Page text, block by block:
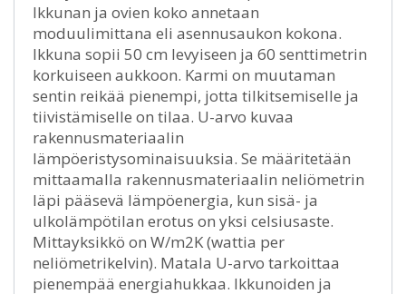
Ikkunan ja ovien koko annetaan
moduulimittana eli asennusaukon kokona.
Ikkuna sopii 50 cm levyiseen ja 60 senttimetrin
korkuiseen aukkoon. Karmi on muutaman
sentin reikää pienempi, jotta tilkitsemiselle ja
tiivistämiselle on tilaa. U-arvo kuvaa
rakennusmateriaalin
lämpöeristysominaisuuksia. Se määritetään
mittaamalla rakennusmateriaalin neliömetrin
läpi pääsevä lämpöenergia, kun sisä- ja
ulkolämpötilan erotus on yksi celsiusaste.
Mittayksikkö on W/m2K (wattia per
neliömetrikelvin). Matala U-arvo tarkoittaa
pienempää energiahukkaa. Ikkunoiden ja